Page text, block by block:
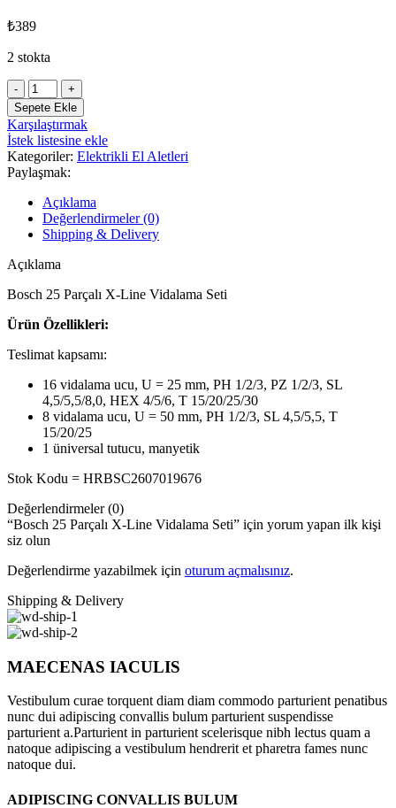
₺389
2 stokta
Bosch
25
Parçalı
X-
Line
Vidalama
Seti
adet
Sepete Ekle
Karşılaştırmak
İstek listesine ekle
Kategoriler: Elektrikli El Aletleri
Paylaşmak:
Açıklama
Değerlendirmeler (0)
Shipping & Delivery
Açıklama
Bosch 25 Parçalı X-Line Vidalama Seti
Ürün Özellikleri:
Teslimat kapsamı:
16 vidalama ucu, U = 25 mm, PH 1/2/3, PZ 1/2/3, SL
4,5/5,5/8,0, HEX 4/5/6, T 15/20/25/30
8 vidalama ucu, U = 50 mm, PH 1/2/3, SL 4,5/5,5, T
15/20/25
1 üniversal tutucu, manyetik
Stok Kodu = HRBSC2607019676
Değerlendirmeler (0)
“Bosch 25 Parçalı X-Line Vidalama Seti” için yorum yapan ilk kişi
siz olun
Değerlendirme yazabilmek için oturum açmalısınız.
Shipping & Delivery
MAECENAS IACULIS
Vestibulum curae torquent diam diam commodo parturient penatibus
nunc dui adipiscing convallis bulum parturient suspendisse
parturient a.Parturient in parturient scelerisque nibh lectus quam a
natoque adipiscing a vestibulum hendrerit et pharetra fames nunc
natoque dui.
ADIPISCING CONVALLIS BULUM